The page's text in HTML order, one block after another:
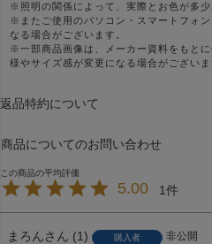
※照明の関係によって、実際とお色が多少
※またご使用のパソコン・スマートフォ
なる場合がございます。
※一部商品画像は、メーカー資料をもと
様やサイズ感が変更になる場合がございま
返品特約について
商品についてのお問い合わせ
5.00 1
まろん 1 購入者
非公開